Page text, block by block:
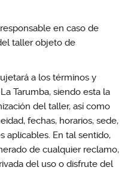
responsable en caso de
taller objeto de
a los términos y
Tarumba, siendo esta la
del taller, así como
fechas, horarios, sede,
aplicables. En tal sentido,
de cualquier reclamo,
del uso o disfrute del